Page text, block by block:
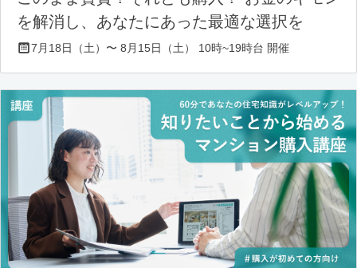
を解消し、あなたにあった最適な選択を
7月18日（土）〜 8月15日（土） 10時~19時台 開催